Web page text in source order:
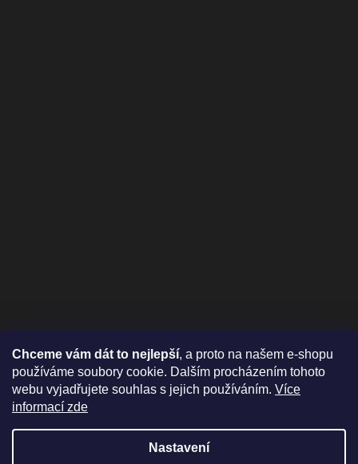
Chceme vám dát to nejlepší, a proto na našem e-shopu
používáme soubory cookie. Dalším procházením tohoto
webu vyjadřujete souhlas s jejich používáním. Více
informací zde
Nastavení